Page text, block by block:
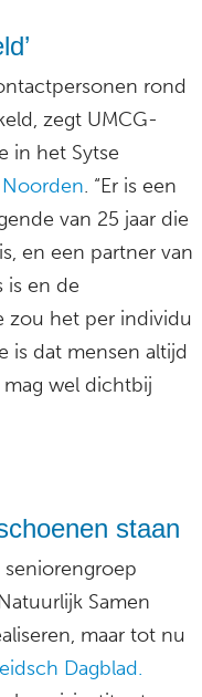
rond
zegt UMCG-
in het Sytse
. “Er is een
van 25 jaar die
en een partner van
is en de
zou het per individu
is dat mensen altijd
mag wel dichtbij
staan
Samen
maar tot nu
Dagblad.